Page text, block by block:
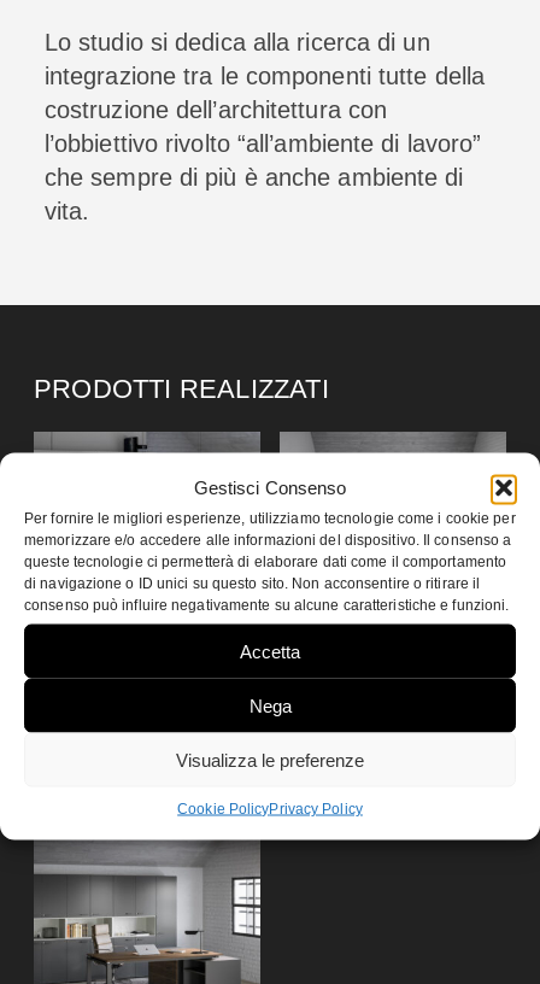
Gestisci Consenso
Per fornire le migliori esperienze, utilizziamo tecnologie come i cookie per
memorizzare e/o accedere alle informazioni del dispositivo. Il consenso a
queste tecnologie ci permetterà di elaborare dati come il comportamento
di navigazione o ID unici su questo sito. Non acconsentire o ritirare il
consenso può influire negativamente su alcune caratteristiche e funzioni.
Accetta
Nega
Visualizza le preferenze
Cookie PolicyPrivacy Policy
Lo studio si dedica alla ricerca di un
integrazione tra le componenti tutte della
costruzione dell’architettura con
l’obbiettivo rivolto “all’ambiente di lavoro”
che sempre di più è anche ambiente di
vita.
PRODOTTI REALIZZATI
Tavolo operativo
Float Office
Tavolo riunione
Le informazioni contenute in questa comunicazione sono
(GDPR), il loro utilizzo è strettamente riservato al destinatario.
Accetto inoltre le indicazioni relative allaPrivacy policy